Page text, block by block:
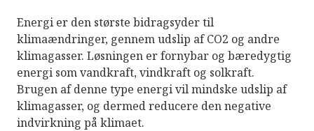
Energi er den største bidragsyder til
klimaændringer, gennem udslip af CO2 og andre
klimagasser. Løsningen er fornybar og bæredygtig
energi som vandkraft, vindkraft og solkraft.
Brugen af denne type energi vil mindske udslip af
klimagasser, og dermed reducere den negative
indvirkning på klimaet.